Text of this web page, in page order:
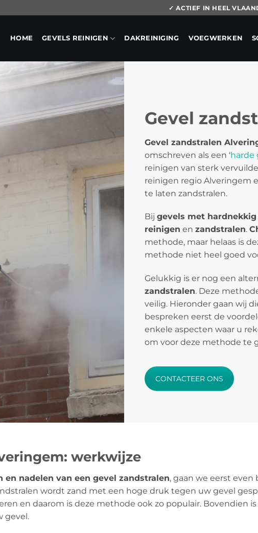
✓ ACTIEF IN HEEL
HOME GEVELS REINIGEN DAKREINIGING VOEGWERKEN
Gevel
Gevel zandstralen
omschreven als een ‘harde
reinigen van sterk
reinigen regio Alveringem
te laten zandstralen.
Bij gevels met hardnekkig
reinigen en zandstralen.
methode, maar helaas is
methode niet heel goed
Gelukkig is er nog een
zandstralen. Deze
veilig. Hieronder gaan wij
bespreken eerst de
enkele aspecten waar u
om voor deze methode te
CONTACTEER ONS
werkwijze
en nadelen van een gevel zandstralen, gaan we eerst
wordt zand met een hoge druk tegen uw gevel
en daarom is deze methode ook zo populair. Bovendien
gevel.